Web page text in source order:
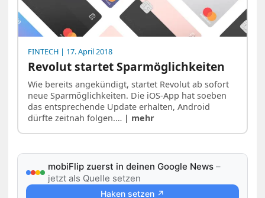
FINTECH | 17. April 2018
Revolut startet Sparmöglichkeiten
Wie bereits angekündigt, startet Revolut ab sofort
neue Sparmöglichkeiten. Die iOS-App hat soeben
das entsprechende Update erhalten, Android
dürfte zeitnah folgen.… | mehr
mobiFlip zuerst in deinen Google News –
jetzt als Quelle setzen
Haken setzen ↗